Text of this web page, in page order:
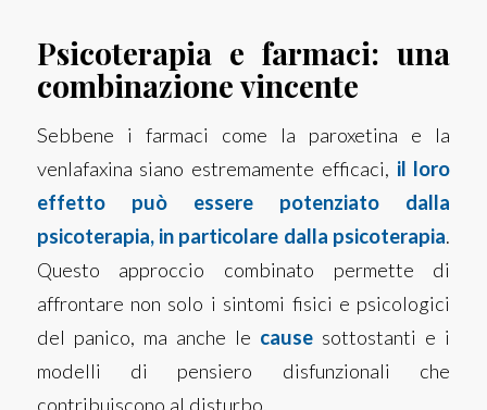
Psicoterapia e farmaci: una
combinazione vincente
Sebbene i farmaci come la paroxetina e la
venlafaxina siano estremamente efficaci, il loro
effetto può essere potenziato dalla
psicoterapia, in particolare dalla psicoterapia.
Questo approccio combinato permette di
affrontare non solo i sintomi fisici e psicologici
del panico, ma anche le cause sottostanti e i
modelli di pensiero disfunzionali che
contribuiscono al disturbo.